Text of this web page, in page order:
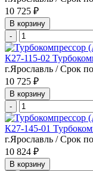
10 725 ₽
В корзину
-
К27-115-02
г.Ярославль / Срок
10 725 ₽
В корзину
-
К27-145-01
г.Ярославль / Срок
10 824 ₽
В корзину